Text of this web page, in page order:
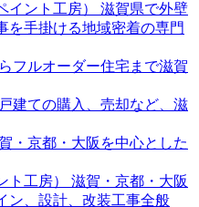
ント工房）
滋賀県で外壁
を手掛ける地域密着の専門
フルオーダー住宅まで滋賀
建ての購入、売却など、滋
・京都・大阪を中心とした
工房）
滋賀・京都・大阪
ン、設計、改装工事全般